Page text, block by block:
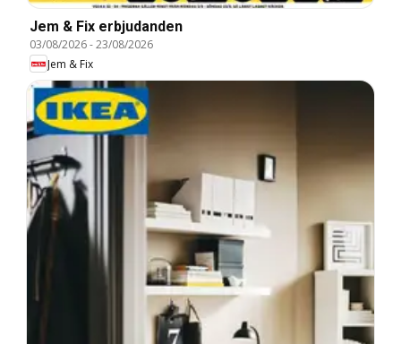
Jem & Fix erbjudanden
03/08/2026-23/08/2026
Jem & Fix